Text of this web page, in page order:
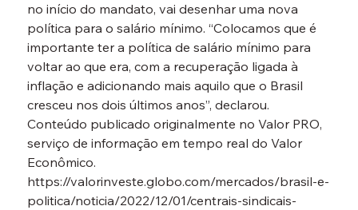
no início do mandato, vai desenhar uma nova
política para o salário mínimo. “Colocamos que é
importante ter a política de salário mínimo para
voltar ao que era, com a recuperação ligada à
inflação e adicionando mais aquilo que o Brasil
cresceu nos dois últimos anos”, declarou.
Conteúdo publicado originalmente no Valor PRO,
serviço de informação em tempo real do Valor
Econômico.
https://valorinveste.globo.com/mercados/brasil-e-
politica/noticia/2022/12/01/centrais-sindicais-